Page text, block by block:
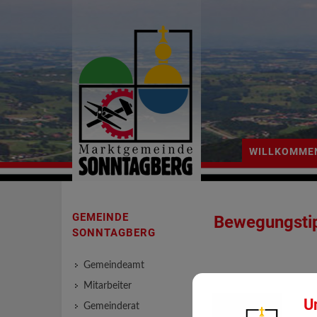
GEMEINDE
SONNTAGBERG
Gemeindeamt
Mitarbeiter
Gemeinderat